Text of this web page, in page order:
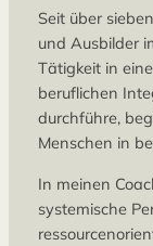
Seit über
und Ausbilder
Tätigkeit in
beruflichen
durchführe,
Menschen in
In meinen
systemische